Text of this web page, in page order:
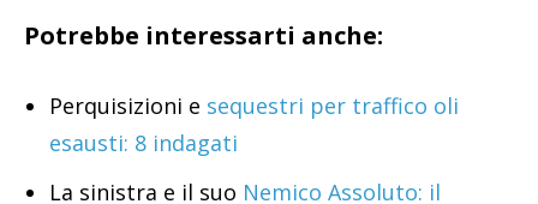
Potrebbe interessarti anche:
Perquisizioni e sequestri per traffico oli
esausti: 8 indagati
La sinistra e il suo Nemico Assoluto: il